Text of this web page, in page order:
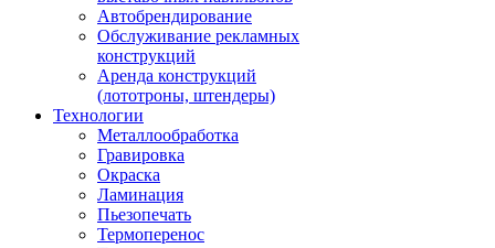
Автобрендирование
Обслуживание рекламных
конструкций
Аренда конструкций
(лототроны, штендеры)
Технологии
Металлообработка
Гравировка
Окраска
Ламинация
Пьезопечать
Термоперенос